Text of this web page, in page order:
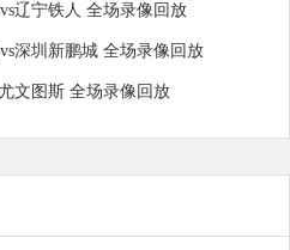
辽宁铁人 全场录像回放
深圳新鹏城 全场录像回放
文图斯 全场录像回放